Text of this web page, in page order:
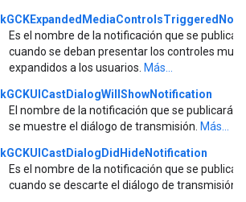
Es el nombre de la notificación que se
cuando se deban presentar los controles
expandidos a los usuarios. Más...
kGCKUICastDialogWillShowNotification
El nombre de la notificación que se publicará
se muestre el diálogo de transmisión. Más...
kGCKUICastDialogDidHideNotification
Es el nombre de la notificación que se
cuando se descarte el diálogo de transmisión.